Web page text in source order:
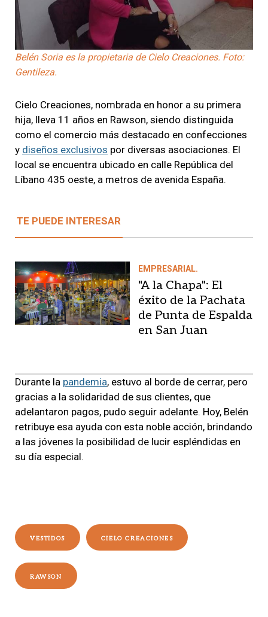
Belén Soria es la propietaria de Cielo Creaciones. Foto:
Gentileza.
Cielo Creaciones, nombrada en honor a su primera
hija, lleva 11 años en Rawson, siendo distinguida
como el comercio más destacado en confecciones
y diseños exclusivos por diversas asociaciones. El
local se encuentra ubicado en calle República del
Líbano 435 oeste, a metros de avenida España.
TE PUEDE INTERESAR
EMPRESARIAL.
"A la Chapa": El
éxito de la Pachata
de Punta de Espalda
en San Juan
Durante la pandemia, estuvo al borde de cerrar, pero
gracias a la solidaridad de sus clientes, que
adelantaron pagos, pudo seguir adelante. Hoy, Belén
retribuye esa ayuda con esta noble acción, brindando
a las jóvenes la posibilidad de lucir espléndidas en
su día especial.
VESTIDOS CIELO CREACIONES
RAWSON